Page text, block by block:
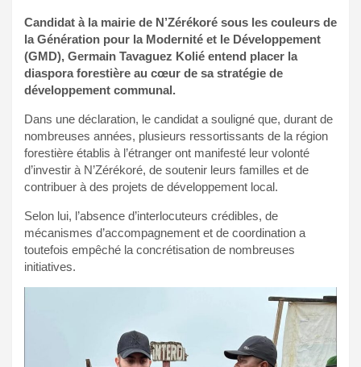
Candidat à la mairie de N’Zérékoré sous les couleurs de
la Génération pour la Modernité et le Développement
(GMD), Germain Tavaguez Kolié entend placer la
diaspora forestière au cœur de sa stratégie de
développement communal.
Dans une déclaration, le candidat a souligné que, durant de
nombreuses années, plusieurs ressortissants de la région
forestière établis à l’étranger ont manifesté leur volonté
d’investir à N’Zérékoré, de soutenir leurs familles et de
contribuer à des projets de développement local.
Selon lui, l’absence d’interlocuteurs crédibles, de
mécanismes d’accompagnement et de coordination a
toutefois empêché la concrétisation de nombreuses
initiatives.